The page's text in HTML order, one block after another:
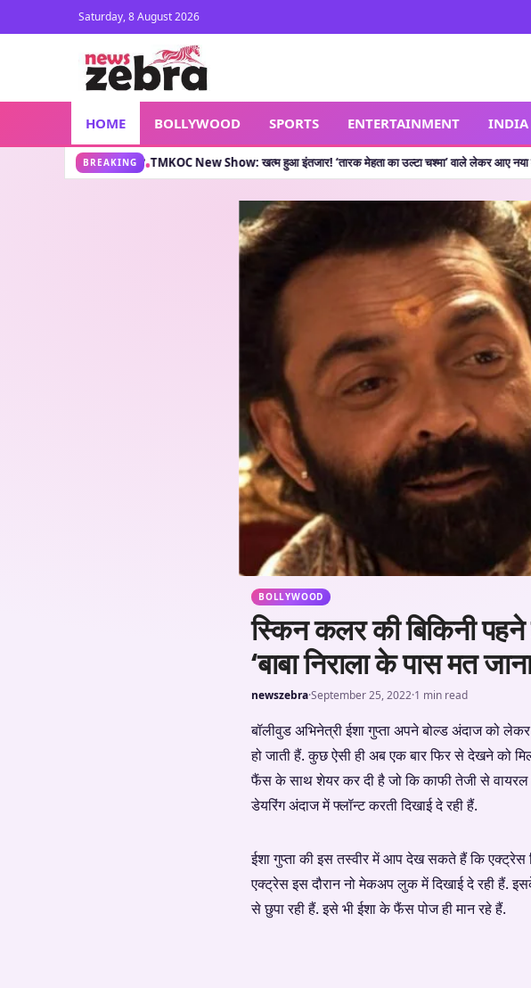
Saturday, 8 August 2026
HOME BOLLYWOOD SPORTS ENTERTAINMENT INDIA
BREAKING
• TMKOC New Show: खत्म हुआ इंतजार! ‘तारक मेहता का उल्टा चश्मा’ वाले लेकर आए नया शो, जानें कहां
BOLLYWOOD
स्किन कलर की बिकिनी पहने
‘बाबा निराला के पास मत
newszebra·September 25, 2022·1 min read
बॉलीवुड अभिनेत्री ईशा गुप्ता अपने बोल्ड अंदाज को
हो जाती हैं. कुछ ऐसी ही अब एक बार फिर से देखने को
फैंस के साथ शेयर कर दी है जो कि काफी तेजी से वायरल
डेयरिंग अंदाज में फ्लॉन्ट करती दिखाई दे रही हैं.
ईशा गुप्ता की इस तस्वीर में आप देख सकते हैं कि
एक्ट्रेस इस दौरान नो मेकअप लुक में दिखाई दे रही हैं.
से छुपा रही हैं. इसे भी ईशा के फैंस पोज ही मान रहे हैं.